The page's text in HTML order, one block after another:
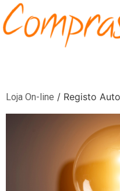
Loja On-line / Registo